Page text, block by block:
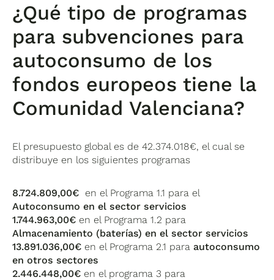
¿Qué tipo de programas
para subvenciones para
autoconsumo de los
fondos europeos tiene la
Comunidad Valenciana?
El presupuesto global es de 42.374.018€, el cual se
distribuye en los siguientes programas
8.724.809,00€ en el Programa 1.1 para el
Autoconsumo en el sector servicios
1.744.963,00€ en el Programa 1.2 para
Almacenamiento (baterías) en el sector servicios
13.891.036,00€ en el Programa 2.1 para autoconsumo
en otros sectores
2.446.448,00€ en el programa 3 para